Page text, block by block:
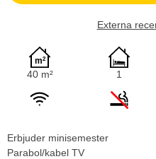
Externa
40 m² 1
Erbjuder minisemester
Parabol/kabel TV